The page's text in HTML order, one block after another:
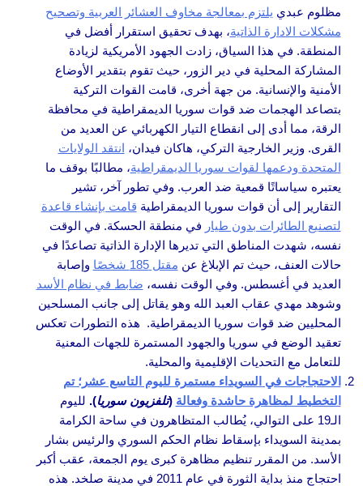
مظلوم عبدي يلتزم بمعالجة مخاوف العشائر العربية وتصحيح
مشكلات الادارة الذاتية، بهدف تحقيق استقرار أفضل في
المنطقة. في هذا السياق، زادت الجهود الأمريكية لزيادة
المشاركة المحلية في دير الزور، حيث تقوم بتقدير الأوضاع
الأمنية والإنسانية. من جهة أخرى، قامت القوات التركية
بتصاعد الهجمات ضد قوات سوريا الديمقراطية في محافظة
الرقة، مما أدى إلى انقطاع التيار الكهربائي عن العديد من
القرى. وزير الخارجية التركي، هاكان فيدان، انتقد الولايات
المتحدة ودعمها لقوات سوريا الديمقراطية، مطالبًا بوقف ما
يعتبره سياساتًا قمعية ضد العرب. وفي تطور آخر، تشير
التقارير إلى أن قوات سوريا الديمقراطية قامت بإنشاء قاعدة
لتصنيع الطائرات بدون طيار في منطقة الحسكة. في الوقت
نفسه، شهدت المناطق التي تديرها الإدارة الذاتية تصاعدًا في
حالات العنف، حيث تم الإبلاغ عن مقتل 185 شخصًا
وإصابة
العديد في أغسطس. وفي الوقت نفسه، ضابط في نظام الأسد
وشوهد مهدي عقاب العبد الله وهو يقاتل إلى جانب المسلحين
المحليين ضد قوات سوريا الديمقراطية. هذه التطورات تعكس
تعقيد الوضع في سوريا والجهود المستمرة للجهات المعنية
للتعامل مع التحديات الإقليمية والمحلية.
الاحتجاجات في السويداء مستمرة لليوم التاسع عشر؛ تم
التخطيط لمظاهرة حاشدة وفعالة (تلفزيون سوريا). لليوم
الـ19 على التوالي، يُطالب المتظاهرون في ساحة الكرامة
بمدينة السويداء بإسقاط نظام الحكم السوري والرئيس بشار
الأسد. من المقرر تنظيم مظاهرة كبرى يوم الجمعة، عقب أكبر
احتجاج منذ بداية الثورة في عام 2011 في مدينة صلخد. هذه